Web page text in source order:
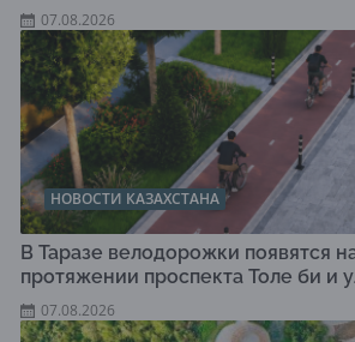
07.08.2026
НОВОСТИ КАЗАХСТАНА
В Таразе велодорожки появятся
протяжении проспекта Толе би и
07.08.2026